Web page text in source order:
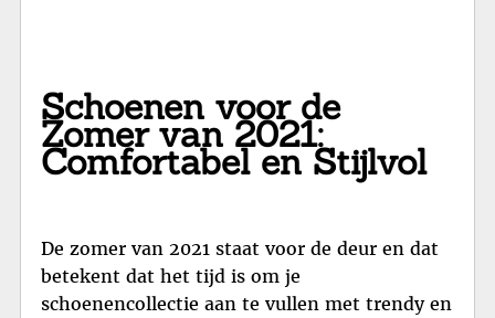
Schoenen voor de
Zomer van 2021:
Comfortabel en Stijlvol
De zomer van 2021 staat voor de deur en dat
betekent dat het tijd is om je
schoenencollectie aan te vullen met trendy en